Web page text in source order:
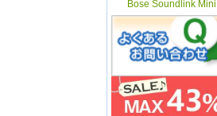
Bose Soundlink Mini I